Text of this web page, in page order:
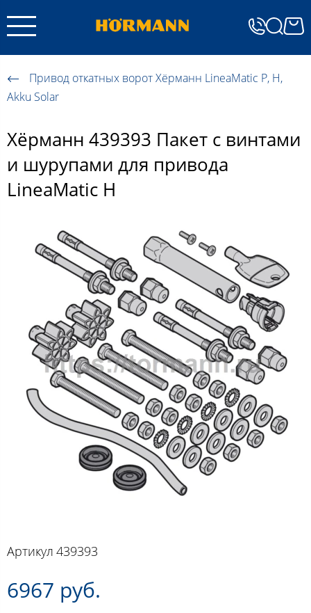
Привод откатных ворот Хёрманн LineaMatic P, H,
Akku Solar
Хёрманн 439393 Пакет с винтами
и шурупами для привода
LineaMatic H
Артикул 439393
6967 руб.